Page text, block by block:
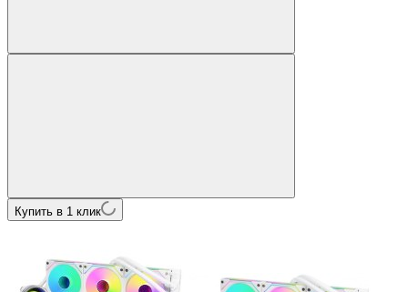
Купить в 1 клик